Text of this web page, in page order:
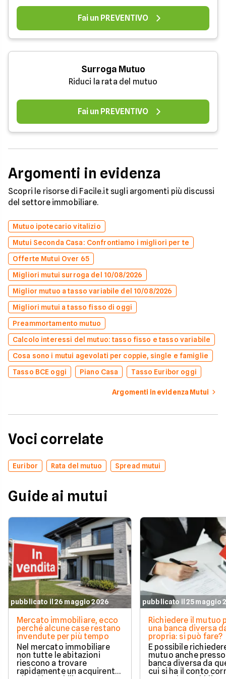
Fai un PREVENTIVO
Surroga Mutuo
Riduci la rata del mutuo
Fai un PREVENTIVO
Argomenti in evidenza
Scopri le risorse di Facile.it sugli argomenti più discussi
del settore immobiliare.
Mutuo ipotecario vitalizio
Mutui Seconda Casa: Confrontiamo i migliori per te
Offerte Mutui Over 65
Migliori mutui surroga del 10/08/2026
Miglior mutuo a tasso variabile del 10/08/2026
Migliori mutui a tasso fisso di oggi
Preammortamento mutuo
Calcolo interessi del mutuo: tasso fisso e tasso variabile
Cosa sono i mutui agevolati per coppie, single e famiglie
Tasso BCE oggi
Piano Casa Tasso Euribor oggi
Argomenti in evidenza Mutui
Voci correlate
Euribor Rata del mutuo Spread mutui
Guide ai mutui
pubblicato il 26 maggio 2026
Mercato immobiliare, ecco
perché alcune case restano
invendute per più tempo
Nel mercato immobiliare
non tutte le abitazioni
riescono a trovare
rapidamente un acquirente.
pubblicato il 25 maggio
Richiedere il mutuo
una banca diversa
propria: si può fare?
È possibile
mutuo anche
banca diversa da
cui si ha il conto